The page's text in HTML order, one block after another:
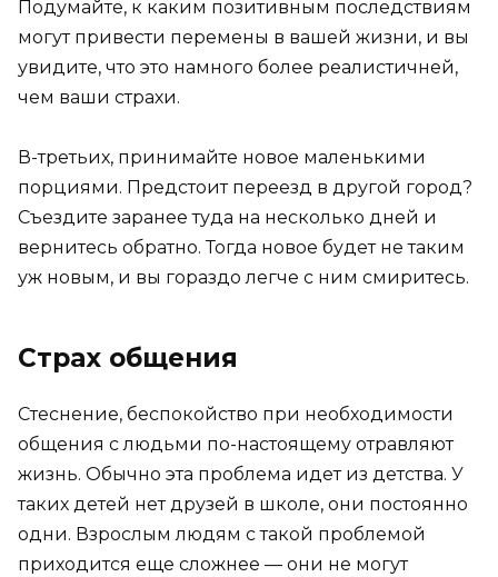
Подумайте, к каким позитивным последствиям
могут привести перемены в вашей жизни, и вы
увидите, что это намного более реалистичней,
чем ваши страхи.
В-третьих, принимайте новое маленькими
порциями. Предстоит переезд в другой город?
Съездите заранее туда на несколько дней и
вернитесь обратно. Тогда новое будет не таким
уж новым, и вы гораздо легче с ним смиритесь.
Страх общения
Стеснение, беспокойство при необходимости
общения с людьми по-настоящему отравляют
жизнь. Обычно эта проблема идет из детства. У
таких детей нет друзей в школе, они постоянно
одни. Взрослым людям с такой проблемой
приходится еще сложнее — они не могут